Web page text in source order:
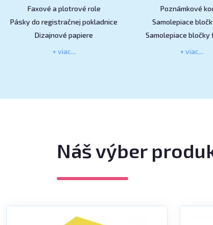
Faxové a plotrové role
Pásky do registračnej pokladnice
Dizajnové papiere
+ viac...
Poznámkové
Samolepiace
Samolepiace bločky
+ viac...
Náš výber